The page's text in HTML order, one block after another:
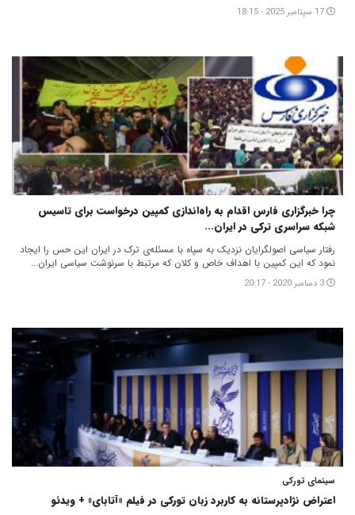
17 سپتامبر 2025 - 18:15
چرا خبرگزاری فارس اقدام به راه‌اندازی کمپین درخواست برای تاسیس
شبکه سراسری ترکی در ایران...
رفتار سیاسی اصولگرایان نزدیک به سپاه با مسئله‌ی ترک در ایران این حس را ایجاد
نمود که این کمپین با اهداف خاص و کلان که مرتبط با سرنوشت سیاسی ایران...
3 دسامبر 2020 - 20:17
سینمای تورکی
اعتراض نژادپرستانه به کاربرد زبان تورکی در فیلم «آتابای» + ویدئو